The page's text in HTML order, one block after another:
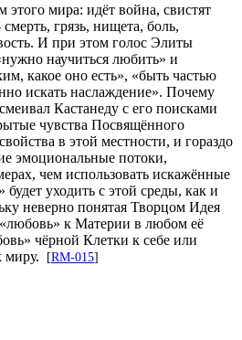
этого мира: идёт война, свистят
грязь, нищета, боль,
И при этом голос Элиты
научиться любить» и
какое оно есть», «быть частью
искать наслаждение». Почему
Кастанеду с его поисками
чувства Посвящённого
в этой местности, и гораздо
эмоциональные потоки,
чем использовать искажённые
уходить с этой среды, как и
неверно понятая Творцом Идея
к Материи в любом её
чёрной Клетки к себе или
миру.
[RM-015]